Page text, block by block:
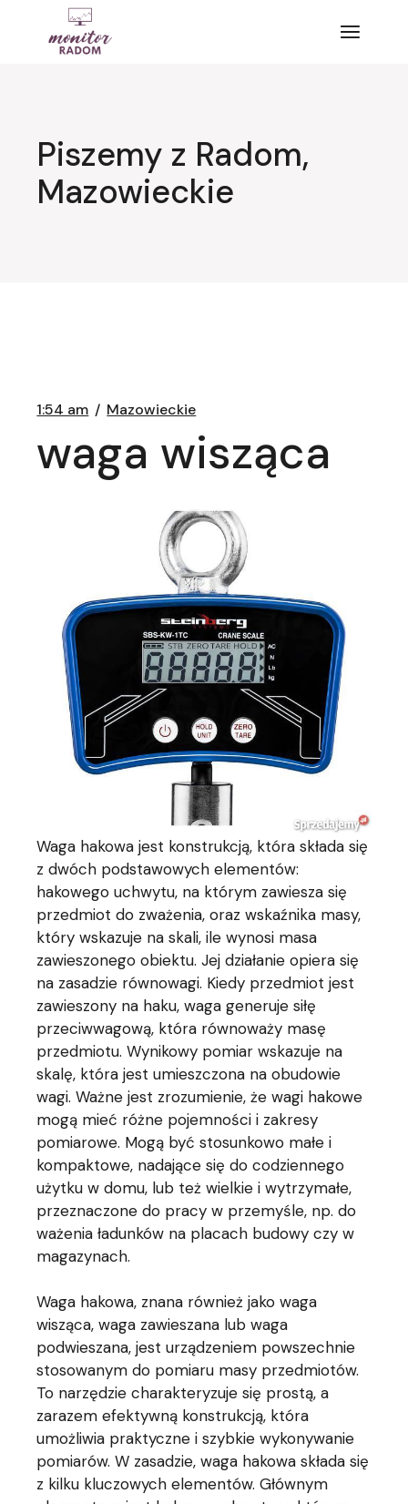
Piszemy z Radom,
Mazowieckie
1:54 am Mazowieckie
waga wisząca
Waga hakowa jest konstrukcją, która składa się
z dwóch podstawowych elementów:
hakowego uchwytu, na którym zawiesza się
przedmiot do zważenia, oraz wskaźnika masy,
który wskazuje na skali, ile wynosi masa
zawieszonego obiektu. Jej działanie opiera się
na zasadzie równowagi. Kiedy przedmiot jest
zawieszony na haku, waga generuje siłę
przeciwwagową, która równoważy masę
przedmiotu. Wynikowy pomiar wskazuje na
skalę, która jest umieszczona na obudowie
wagi. Ważne jest zrozumienie, że wagi hakowe
mogą mieć różne pojemności i zakresy
pomiarowe. Mogą być stosunkowo małe i
kompaktowe, nadające się do codziennego
użytku w domu, lub też wielkie i wytrzymałe,
przeznaczone do pracy w przemyśle, np. do
ważenia ładunków na placach budowy czy w
magazynach.
Waga hakowa, znana również jako waga
wisząca, waga zawieszana lub waga
podwieszana, jest urządzeniem powszechnie
stosowanym do pomiaru masy przedmiotów.
To narzędzie charakteryzuje się prostą, a
zarazem efektywną konstrukcją, która
umożliwia praktyczne i szybkie wykonywanie
pomiarów. W zasadzie, waga hakowa składa się
z kilku kluczowych elementów. Głównym